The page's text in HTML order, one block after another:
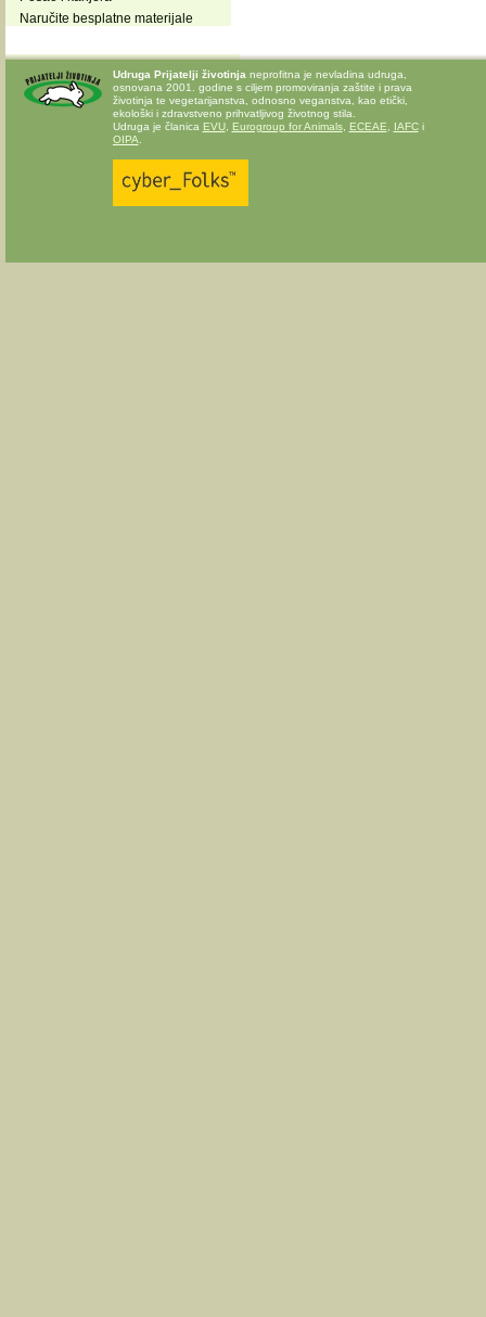
Naručite besplatne materijale
Udruga Prijatelji životinja neprofitna je nevladina udruga,
osnovana 2001. godine s ciljem promoviranja zaštite i prava
životinja te vegetarijanstva, odnosno veganstva, kao etički,
ekološki i zdravstveno prihvatljivog životnog stila.
Udruga je članica EVU, Eurogroup for Animals, ECEAE IAFCi
OIPA